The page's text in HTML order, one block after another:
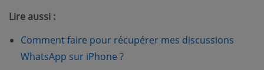
Lire aussi :
Comment faire pour récupérer mes discussions
WhatsApp sur iPhone ?(opens new window)